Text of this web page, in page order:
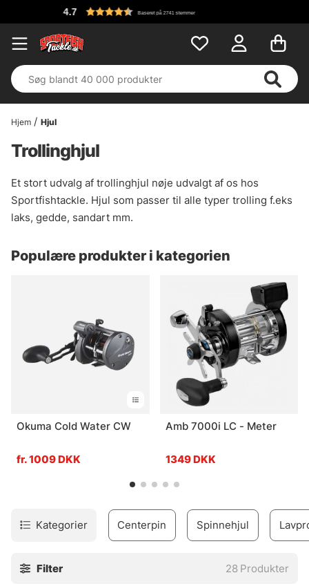
Hjem Hjul
Trollinghjul
Et stort udvalg af trollinghjul nøje udvalgt af os hos
Sportfishtackle. Hjul som passer til alle typer trolling f.eks
laks, gedde, sandart mm.
Populære produkter i kategorien
Okuma Cold Water CW
fr. 1009 DKK
Amb 7000i LC - Meter
1349 DKK
Kategorier Centerpin Spinnehjul
Filter 28 Produkter